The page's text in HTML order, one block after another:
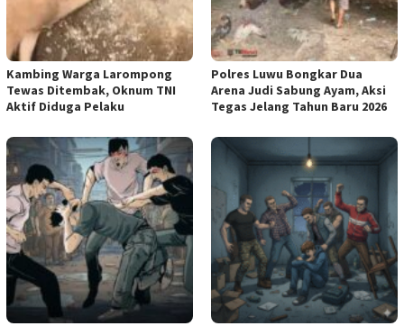
Kambing Warga Larompong
Tewas Ditembak, Oknum TNI
Aktif Diduga Pelaku
Polres Luwu Bongkar Dua
Arena Judi Sabung Ayam, Aksi
Tegas Jelang Tahun Baru 2026